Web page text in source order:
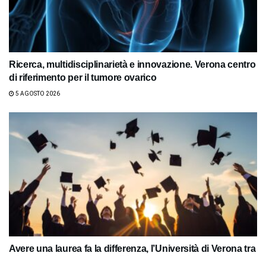
Ricerca, multidisciplinarietà e innovazione. Verona centro
di riferimento per il tumore ovarico
5 AGOSTO 2026
Avere una laurea fa la differenza, l’Università di Verona tra